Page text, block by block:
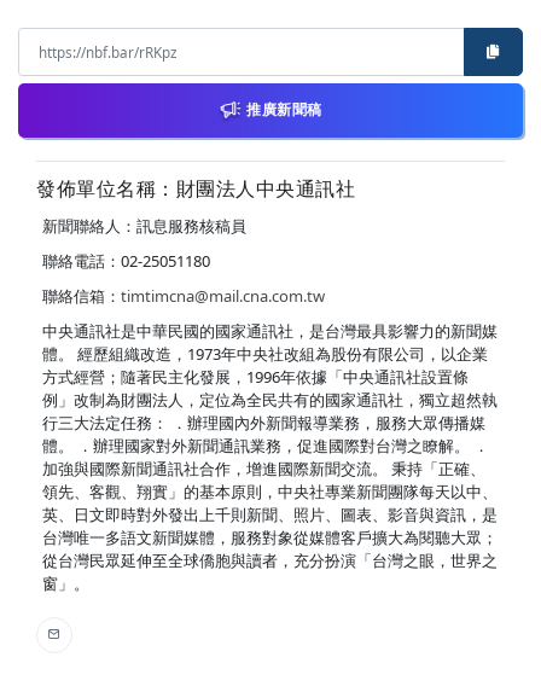
推廣新聞稿
發佈單位名稱：財團法人中央通訊社
新聞聯絡人：訊息服務核稿員
聯絡電話：02-25051180
聯絡信箱： timtimcna@mail.cna.com.tw
中央通訊社是中華民國的國家通訊社，是台灣最具影響力的新聞媒
體。 經歷組織改造，1973年中央社改組為股份有限公司，以企業
方式經營；隨著民主化發展，1996年依據「中央通訊社設置條
例」改制為財團法人，定位為全民共有的國家通訊社，獨立超然執
行三大法定任務： ．辦理國內外新聞報導業務，服務大眾傳播媒
體。 ．辦理國家對外新聞通訊業務，促進國際對台灣之瞭解。 ．
加強與國際新聞通訊社合作，增進國際新聞交流。 秉持「正確、
領先、客觀、翔實」的基本原則，中央社專業新聞團隊每天以中、
英、日文即時對外發出上千則新聞、照片、圖表、影音與資訊，是
台灣唯一多語文新聞媒體，服務對象從媒體客戶擴大為閱聽大眾；
從台灣民眾延伸至全球僑胞與讀者，充分扮演「台灣之眼，世界之
窗」。